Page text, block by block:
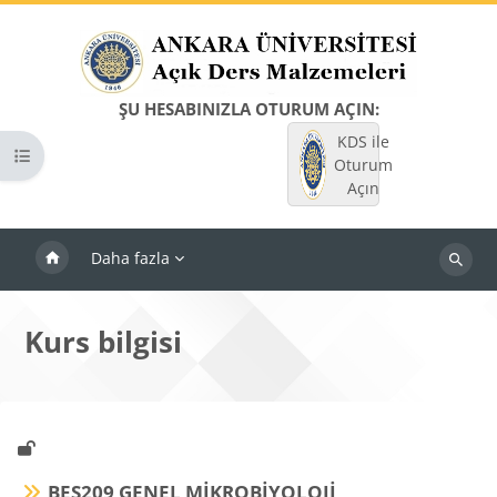
ŞU HESABINIZLA OTURUM AÇIN:
KDS ile
Oturum
Açın
Daha fazla
Dersleri
Kurs dizinini aç
Kurs bilgisi